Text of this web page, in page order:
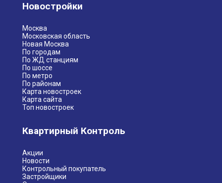
Новостройки
Москва
Московская область
Новая Москва
По городам
По ЖД станциям
По шоссе
По метро
По районам
Карта новостроек
Карта сайта
Топ новостроек
Квартирный Контроль
Акции
Новости
Контрольный покупатель
Застройщики